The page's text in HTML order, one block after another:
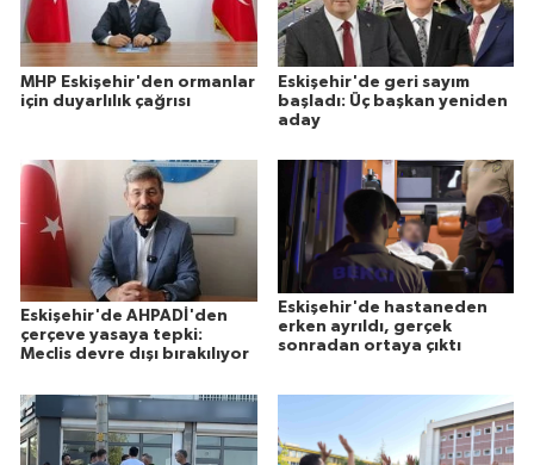
MHP Eskişehir'den ormanlar
için duyarlılık çağrısı
Eskişehir'de geri sayım
başladı: Üç başkan yeniden
aday
Eskişehir'de AHPADİ'den
çerçeve yasaya tepki:
Meclis devre dışı bırakılıyor
Eskişehir'de hastaneden
erken ayrıldı, gerçek
sonradan ortaya çıktı